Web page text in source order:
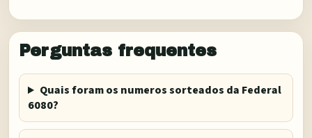
Perguntas frequentes
Quais foram os numeros sorteados da Federal
6080?